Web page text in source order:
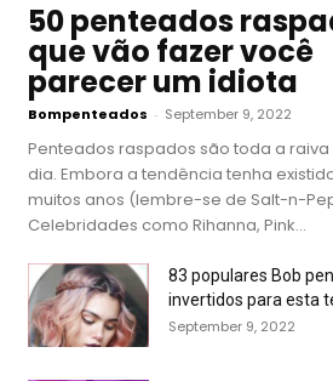
50 penteados
que vão fazer você
parecer um idiota
Bompenteados - September 9, 2022
Penteados raspados são toda a raiva
dia. Embora a tendência tenha
muitos anos (lembre-se de Salt-n-
Celebridades como Rihanna, Pink...
83 populares Bob
invertidos para esta
September 9, 2022